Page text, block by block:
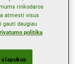
rinkodaros
atmesti visus
gauti daugiau
politika